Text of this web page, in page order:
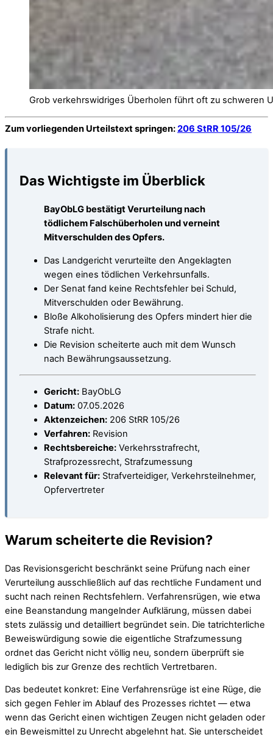
Grob verkehrswidriges Überholen führt oft zu schweren
Zum vorliegenden Urteilstext springen:206 StRR 105/26
Das Wichtigste im Überblick
BayObLG bestätigt Verurteilung nach
tödlichem Falschüberholen und verneint
Mitverschulden des Opfers.
Das Landgericht verurteilte den Angeklagten
wegen eines tödlichen Verkehrsunfalls.
Der Senat fand keine Rechtsfehler bei Schuld,
Mitverschulden oder Bewährung.
Bloße Alkoholisierung des Opfers mindert hier die
Strafe nicht.
Die Revision scheiterte auch mit dem Wunsch
nach Bewährungsaussetzung.
Gericht: BayObLG
Datum: 07.05.2026
Aktenzeichen: 206 StRR 105/26
Verfahren: Revision
Rechtsbereiche: Verkehrsstrafrecht,
Strafprozessrecht, Strafzumessung
Relevant für: Strafverteidiger, Verkehrsteilnehmer,
Opfervertreter
Warum scheiterte die Revision?
Das Revisionsgericht beschränkt seine Prüfung nach einer
Verurteilung ausschließlich auf das rechtliche Fundament und
sucht nach reinen Rechtsfehlern. Verfahrensrügen, wie etwa
eine Beanstandung mangelnder Aufklärung, müssen dabei
stets zulässig und detailliert begründet sein. Die tatrichterliche
Beweiswürdigung sowie die eigentliche Strafzumessung
ordnet das Gericht nicht völlig neu, sondern überprüft sie
lediglich bis zur Grenze des rechtlich Vertretbaren.
Das bedeutet konkret: Eine Verfahrensrüge ist eine Rüge, die
sich gegen Fehler im Ablauf des Prozesses richtet — etwa
wenn das Gericht einen wichtigen Zeugen nicht geladen oder
ein Beweismittel zu Unrecht abgelehnt hat. Sie unterscheidet